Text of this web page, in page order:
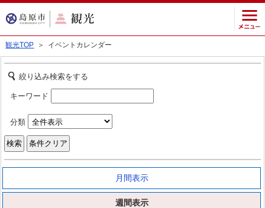
観光TOP ＞ イベントカレンダー
絞り込み検索をする
キーワード
分類
月間表示
週間表示